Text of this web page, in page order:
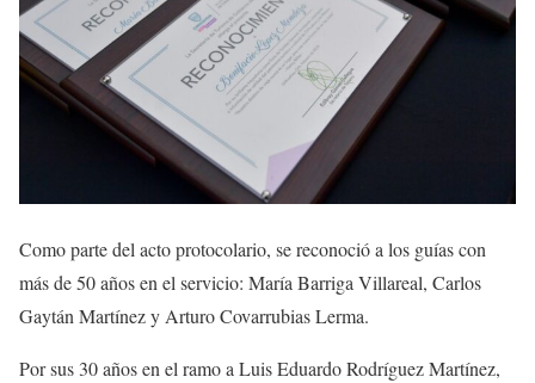
Como parte del acto protocolario, se reconoció a los guías con
más de 50 años en el servicio: María Barriga Villareal, Carlos
Gaytán Martínez y Arturo Covarrubias Lerma.
Por sus 30 años en el ramo a Luis Eduardo Rodríguez Martínez,